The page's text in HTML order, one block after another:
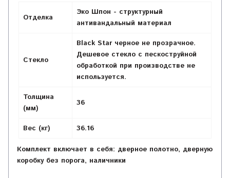
пустот и ДСП.
основе высококачественного
соснового бруса и MDF.
Отделка
Эко Шпон - структурный
антивандальный материал
Стекло
Black Star черное не прозрачное.
Дешевое стекло с пескоструйной
обработкой при производстве не
используется.
Толщина
(мм)
36
Вес (кг) 36.16
Комплект включает в себя: дверное полотно, дверную
коробку без порога, наличники